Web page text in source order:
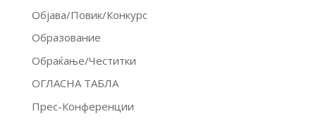
Објава/Повик/Конкурс
Образование
Обраќање/Честитки
ОГЛАСНА ТАБЛА
Прес-Конференции